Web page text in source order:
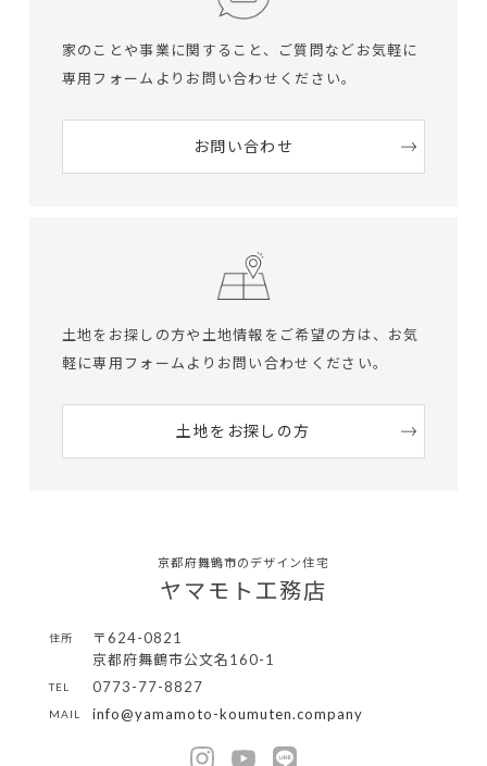
家のことや事業に関すること、ご質問など お気軽に
専用フォームよりお問い合わせください。
お問い合わせ
土地をお探しの方や土地情報をご希望の方は、 お気
軽に専用フォームよりお問い合わせください。
土地をお探しの方
京都府舞鶴市のデザイン住宅
ヤマモト工務店
住所
〒624-0821
京都府舞鶴市公文名160-1
TEL 0773-77-8827
MAIL info@yamamoto-koumuten.company